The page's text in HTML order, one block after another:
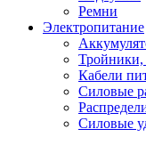
Ремни
Электропитание
Тройники,
Кабели
Силовые
Силовые